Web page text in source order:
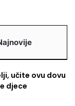
učite ovu dovu
djece